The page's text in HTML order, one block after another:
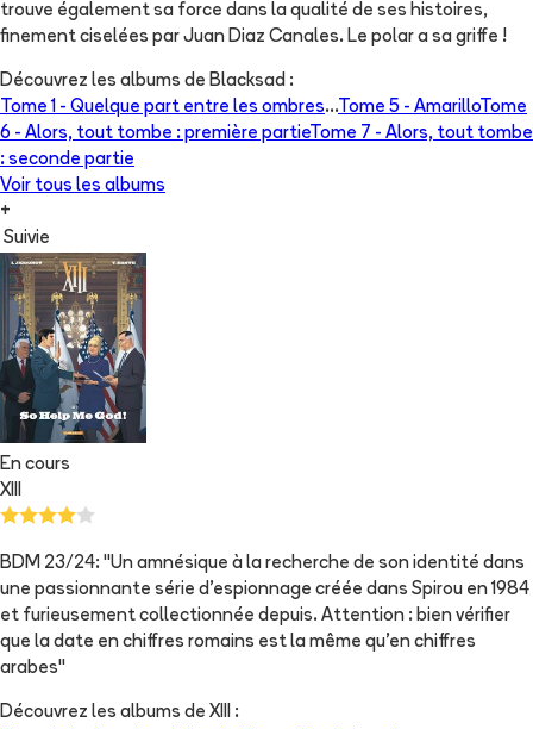
trouve également sa force dans la qualité de ses histoires,
finement ciselées par Juan Diaz Canales. Le polar a sa griffe !
Découvrez les albums de Blacksad :
Tome 1 - Quelque part entre les ombres...Tome 5 - AmarilloTome
6 - Alors, tout tombe : première partieTome 7 - Alors, tout tombe
: seconde partie
Voir tous les albums
+
Suivie
En cours
XIII
BDM 23/24: "Un amnésique à la recherche de son identité dans
une passionnante série d'espionnage créée dans Spirou en 1984
et furieusement collectionnée depuis. Attention : bien vérifier
que la date en chiffres romains est la même qu'en chiffres
arabes"
Découvrez les albums de XIII :